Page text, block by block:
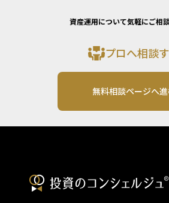
資産運用について気軽にご相
プロへ相談
無料相談ページへ